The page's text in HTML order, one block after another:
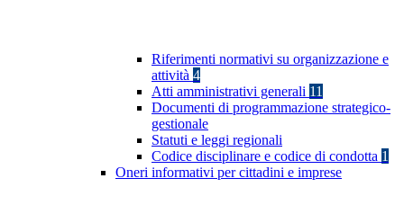
Riferimenti normativi su organizzazione e
attività 4
Atti amministrativi generali 11
Documenti di programmazione strategico-
gestionale
Statuti e leggi regionali
Codice disciplinare e codice di condotta 1
Oneri informativi per cittadini e imprese